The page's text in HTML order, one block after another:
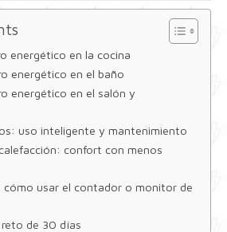
energético en la cocina
energético en el baño
energético en el salón y
uso inteligente y mantenimiento
confort con menos
cómo usar el contador o monitor de
de 30 días